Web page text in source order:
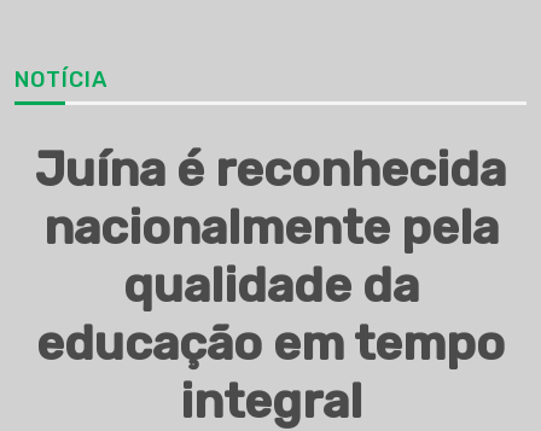
NOTÍCIA
Juína é reconhecida
nacionalmente pela
qualidade da
educação em tempo
integral